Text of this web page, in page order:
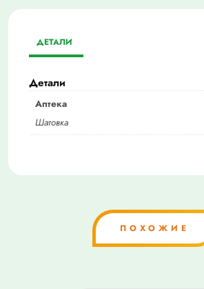
ДЕТАЛИ
Детали
Аптека
Шатовка
ПОХОЖИЕ